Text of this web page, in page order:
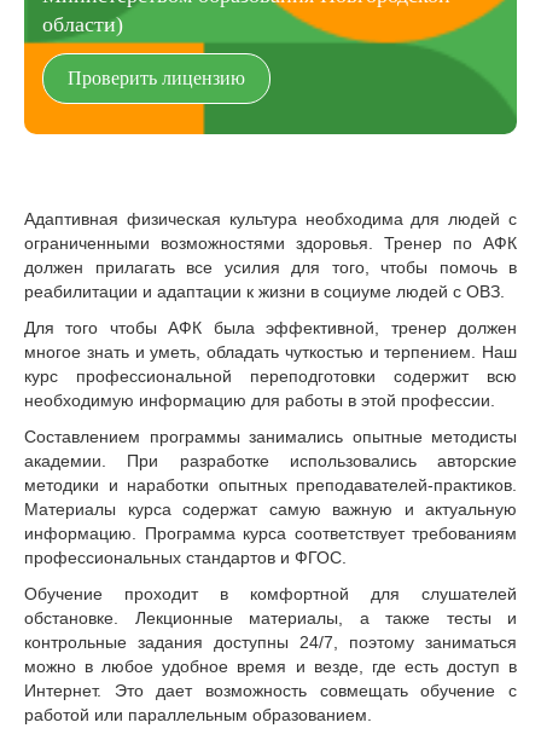
области)
Проверить лицензию
Адаптивная физическая культура необходима для людей с
ограниченными возможностями здоровья. Тренер по АФК
должен прилагать все усилия для того, чтобы помочь в
реабилитации и адаптации к жизни в социуме людей с ОВЗ.
Для того чтобы АФК была эффективной, тренер должен
многое знать и уметь, обладать чуткостью и терпением. Наш
курс профессиональной переподготовки содержит всю
необходимую информацию для работы в этой профессии.
Составлением программы занимались опытные методисты
академии. При разработке использовались авторские
методики и наработки опытных преподавателей-практиков.
Материалы курса содержат самую важную и актуальную
информацию. Программа курса соответствует требованиям
профессиональных стандартов и ФГОС.
Обучение проходит в комфортной для слушателей
обстановке. Лекционные материалы, а также тесты и
контрольные задания доступны 24/7, поэтому заниматься
можно в любое удобное время и везде, где есть доступ в
Интернет. Это дает возможность совмещать обучение с
работой или параллельным образованием.